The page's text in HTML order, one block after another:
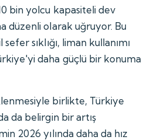
bin yolcu kapasiteli dev
düzenli olarak uğruyor. Bu
sıklığı, liman kullanımı
daha güçlü bir konuma
birlikte, Türkiye
da belirgin bir artış
2026 yılında daha da hız